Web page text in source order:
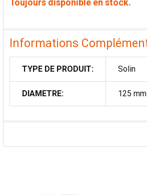
Toujours disponible en stock.
Informations
TYPE DE PRODUIT: Solin
DIAMETRE: 125 mm